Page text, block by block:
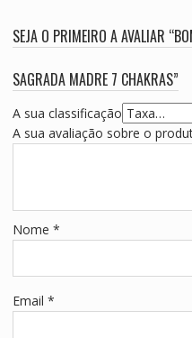
SEJA O PRIMEIRO A AVALIAR
SAGRADA MADRE 7 CHAKRAS”
A sua classificação
A sua avaliação sobre o
Nome *
Email *